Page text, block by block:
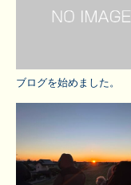
ブログを始めました。